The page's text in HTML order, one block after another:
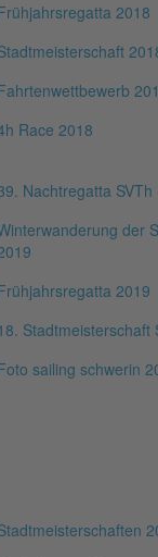
2018
Race 2018
Nachtregatta
der
2019
Stadtmeisterschaft
sailing schwerin